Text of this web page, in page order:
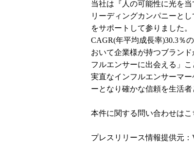
当社は『人の可能性に光を
リーディングカンパニーと
をサポートして参りました。
CAGR(年平均成長率)30.3％
おいて企業様が持つブラン
フルエンサーに出会える」
実直なインフルエンサーマ
ーとなり確かな信頼を生活
本件に関する問い合わせはこ
プレスリリース情報提供元：